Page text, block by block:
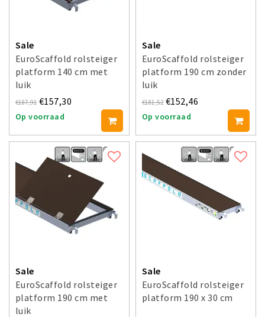
Sale
EuroScaffold rolsteiger
platform 140 cm met
luik
€187,91 €157,30
Op voorraad
Sale
EuroScaffold rolsteiger
platform 190 cm zonder
luik
€181,52 €152,46
Op voorraad
Sale
EuroScaffold rolsteiger
platform 190 cm met
luik
Sale
EuroScaffold rolsteiger
platform 190 x 30 cm